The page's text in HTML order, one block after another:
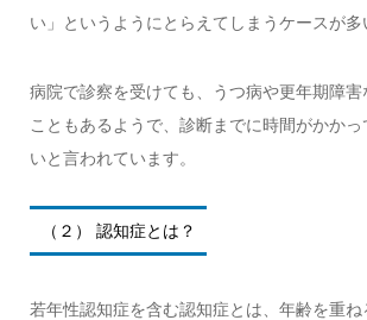
い」というようにとらえてしまうケースが多
病院で診察を受けても、うつ病や更年期障害
こともあるようで、診断までに時間がかか
いと言われています。
（２） 認知症とは？
若年性認知症を含む認知症とは、年齢を重